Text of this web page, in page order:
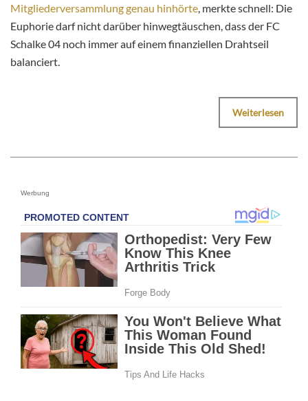
Mitgliederversammlung genau hinhörte , merkte schnell: Die
Euphorie darf nicht darüber hinwegtäuschen, dass der FC
Schalke 04 noch immer auf einem finanziellen Drahtseil
balanciert.
Weiterlesen
Werbung